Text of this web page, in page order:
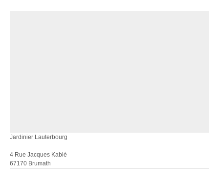
Jardinier Lauterbourg
4 Rue Jacques Kablé
67170 Brumath